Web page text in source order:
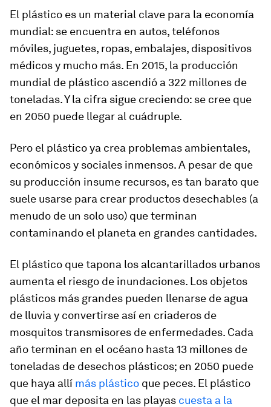
El plástico es un material clave para la economía
mundial: se encuentra en autos, teléfonos
móviles, juguetes, ropas, embalajes, dispositivos
médicos y mucho más. En 2015, la producción
mundial de plástico ascendió a 322 millones de
toneladas. Y la cifra sigue creciendo: se cree que
en 2050 puede llegar al cuádruple.
Pero el plástico ya crea problemas ambientales,
económicos y sociales inmensos. A pesar de que
su producción insume recursos, es tan barato que
suele usarse para crear productos desechables (a
menudo de un solo uso) que terminan
contaminando el planeta en grandes cantidades.
El plástico que tapona los alcantarillados urbanos
aumenta el riesgo de inundaciones. Los objetos
plásticos más grandes pueden llenarse de agua
de lluvia y convertirse así en criaderos de
mosquitos transmisores de enfermedades. Cada
año terminan en el océano hasta 13 millones de
toneladas de desechos plásticos; en 2050 puede
que haya allí más plástico que peces. El plástico
que el mar deposita en las playas cuesta a la